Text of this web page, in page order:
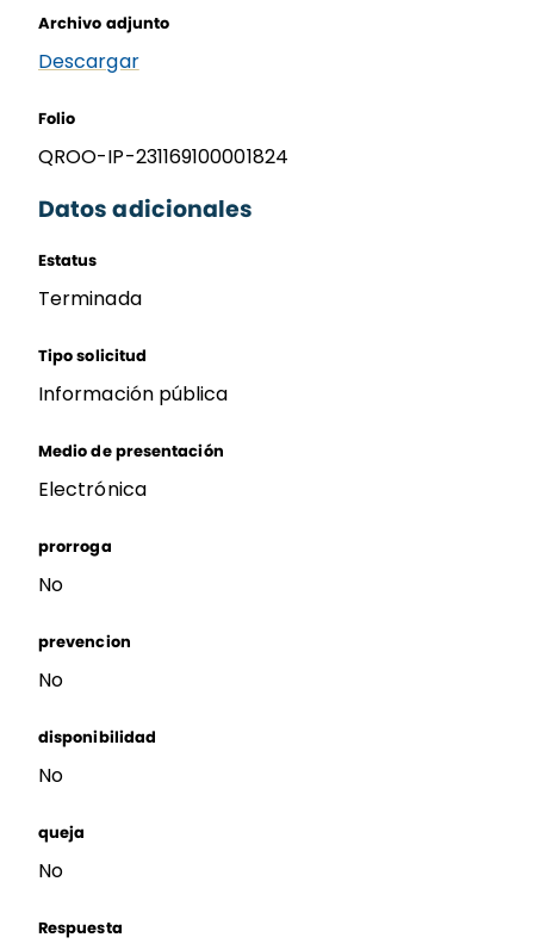
Archivo adjunto
Descargar
Folio
QROO-IP-231169100001824
Datos adicionales
Estatus
Terminada
Tipo solicitud
Información pública
Medio de presentación
Electrónica
prorroga
No
prevencion
No
disponibilidad
No
queja
No
Respuesta